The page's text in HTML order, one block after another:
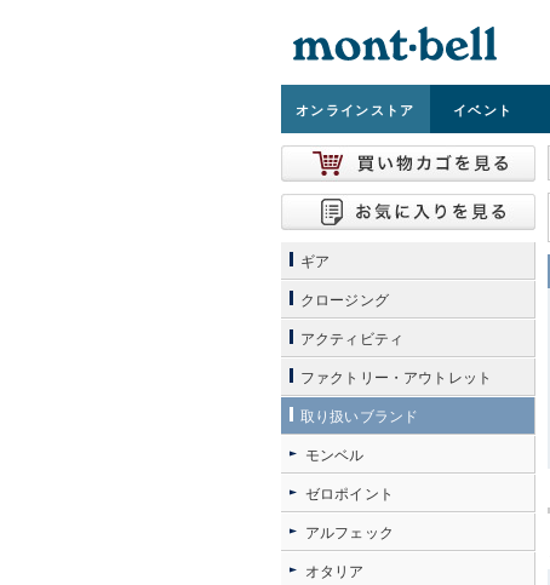
オンラインストア イベント
ギア
クロージング
アクティビティ
ファクトリー・アウトレット
取り扱いブランド
モンベル
ゼロポイント
アルフェック
オタリア